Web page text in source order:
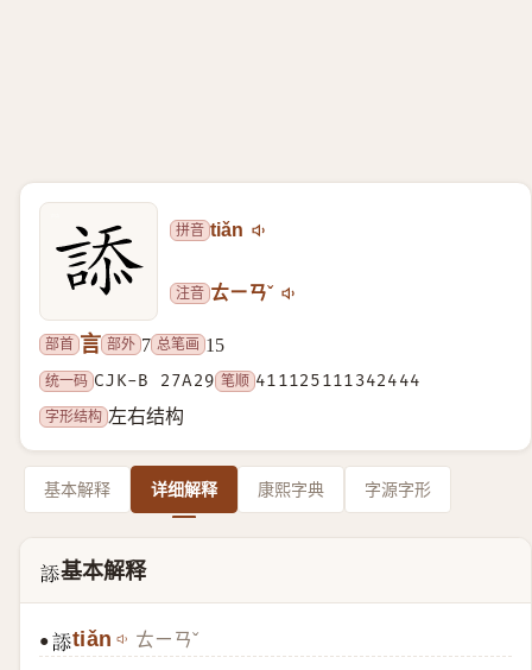
拼音 tiǎn
注音 ㄊㄧㄢˇ
部首 言 部外 7 总笔画 15
统一码 CJK-B 27A29 笔顺 411125111342444
字形结构 左右结构
基本解释 详细解释 康熙字典 字源字形
𧨩基本解释
● 𧨩 tiǎn ㄊㄧㄢˇ